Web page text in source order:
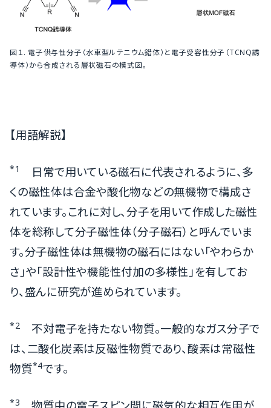
図１. 電子供与性分子（水車型ルテニウム錯体）と電子受容性分子（TCNQ誘
導体）から合成される層状磁石の模式図。
【用語解説】
*1
日常で用いている磁石に代表されるように、多
くの磁性体は合金や酸化物などの無機物で構成さ
れています。これに対し、分子を用いて作成した磁性
体を総称して分子磁性体（分子磁石）と呼んでいま
す。分子磁性体は無機物の磁石にはない「やわらか
さ」や「設計性や機能性付加の多様性」を有してお
り、盛んに研究が進められています。
*2
不対電子を持たない物質。一般的なガス分子で
は、二酸化炭素は反磁性物質であり、酸素は常磁性
物質*4です。
*3